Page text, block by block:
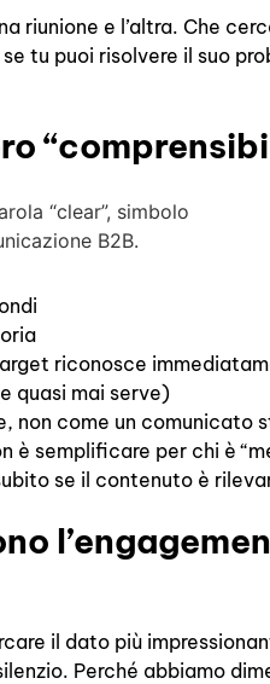
riunione e l’altra. Che
tu puoi risolvere il suo
riconosce
quasi mai serve)
non come un comunicato
è semplificare per chi è
se il contenuto è
il dato più
Perché abbiamo